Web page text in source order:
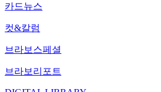
카드뉴스
컷&칼럼
브라보스페셜
브라보리포트